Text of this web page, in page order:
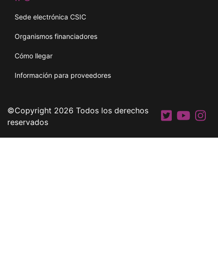
Sede electrónica CSIC
Organismos financiadores
Cómo llegar
Información para proveedores
©Copyright 2026 Todos los derechos
reservados